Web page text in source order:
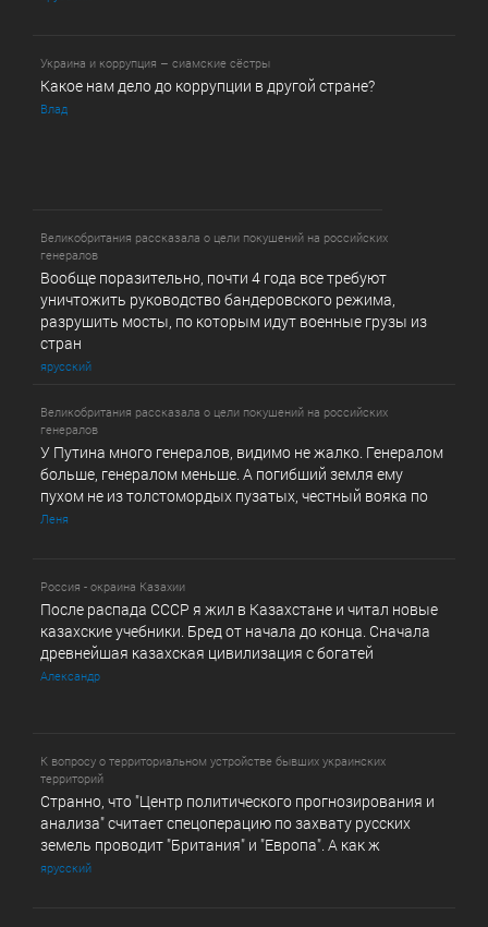
Украина и коррупция – сиамские сёстры
Какое нам дело до коррупции в другой стране?
Влад
Великобритания рассказала о цели покушений на российских
генералов
Вообще поразительно, почти 4 года все требуют
уничтожить руководство бандеровского режима,
разрушить мосты, по которым идут военные грузы из
стран
ярусский
Великобритания рассказала о цели покушений на российских
генералов
У Путина много генералов, видимо не жалко. Генералом
больше, генералом меньше. А погибший земля ему
пухом не из толстомордых пузатых, честный вояка по
Леня
Россия - окраина Казахии
После распада СССР я жил в Казахстане и читал новые
казахские учебники. Бред от начала до конца. Сначала
древнейшая казахская цивилизация с богатей
Александр
К вопросу о территориальном устройстве бывших украинских
территорий
Странно, что "Центр политического прогнозирования и
анализа" считает спецоперацию по захвату русских
земель проводит "Британия" и "Европа". А как ж
ярусский